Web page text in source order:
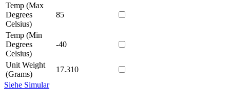
Temp (Max
Degrees
Celsius)
85
Temp (Min
Degrees
Celsius)
-40
Unit Weight
(Grams)
17.310
Siehe Simular